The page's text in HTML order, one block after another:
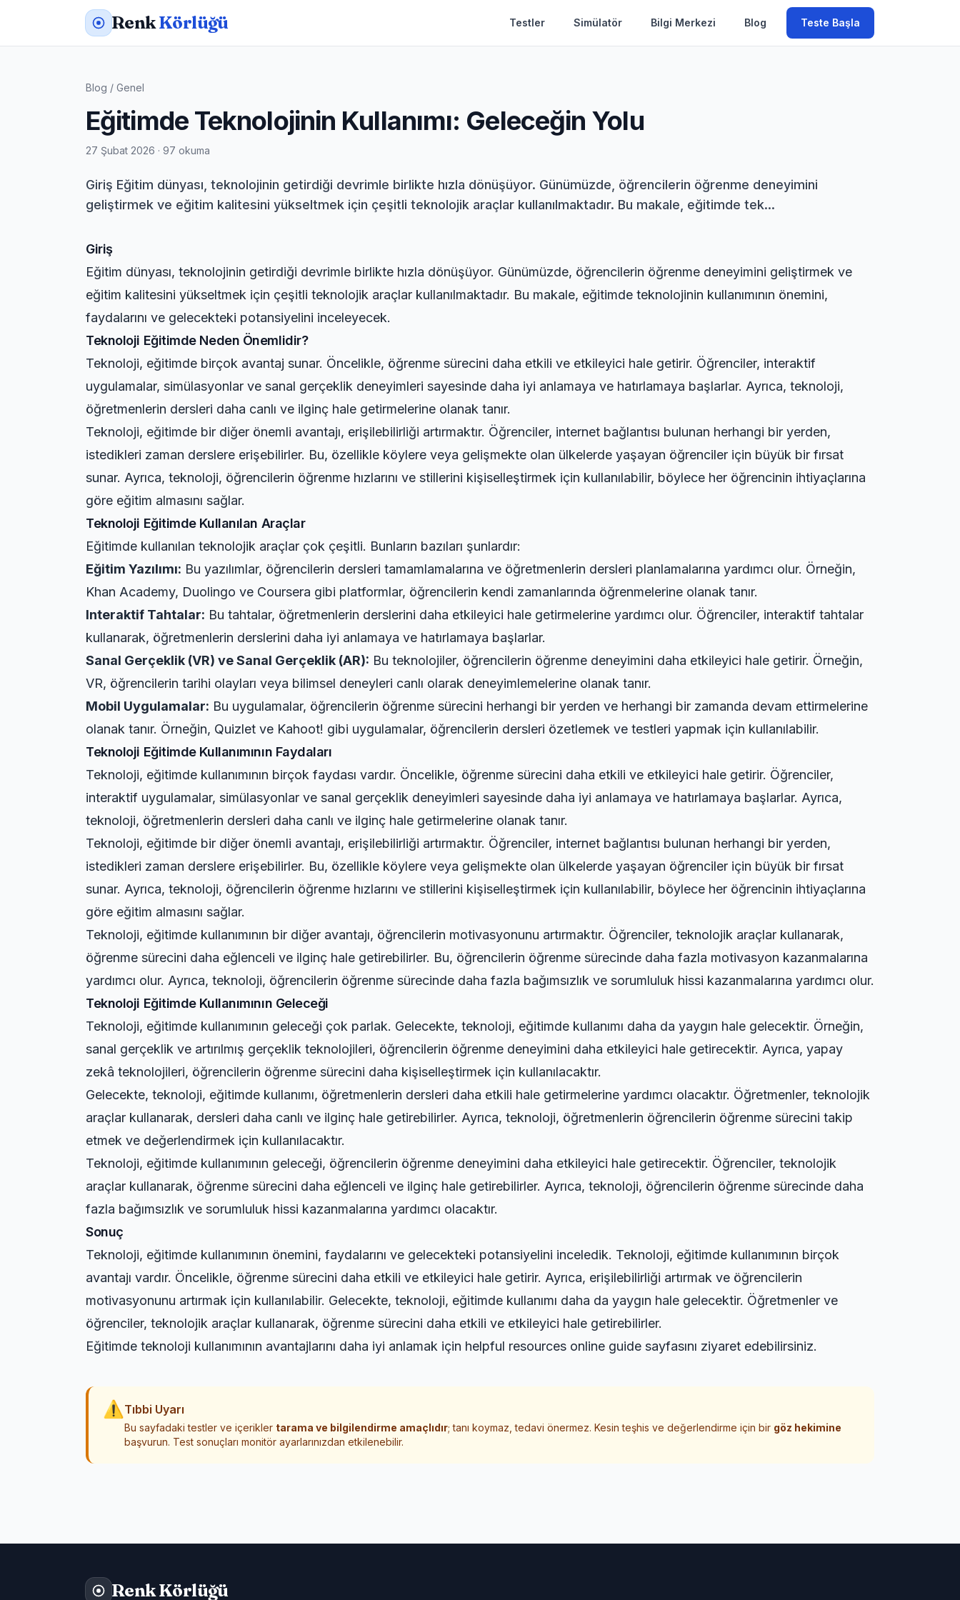
RenkKörlüğü Testler Simülatör Bilgi Merkezi Blog Teste Başla
Blog / Genel
Eğitimde Teknolojinin Kullanımı: Geleceğin Yolu
27 Şubat 2026 · 97 okuma
Giriş Eğitim dünyası, teknolojinin getirdiği devrimle birlikte hızla dönüşüyor. Günümüzde, öğrencilerin öğrenme deneyimini
geliştirmek ve eğitim kalitesini yükseltmek için çeşitli teknolojik araçlar kullanılmaktadır. Bu makale, eğitimde tek...
Giriş
Eğitim dünyası, teknolojinin getirdiği devrimle birlikte hızla dönüşüyor. Günümüzde, öğrencilerin öğrenme deneyimini geliştirmek ve
eğitim kalitesini yükseltmek için çeşitli teknolojik araçlar kullanılmaktadır. Bu makale, eğitimde teknolojinin kullanımının önemini,
faydalarını ve gelecekteki potansiyelini inceleyecek.
Teknoloji Eğitimde Neden Önemlidir?
Teknoloji, eğitimde birçok avantaj sunar. Öncelikle, öğrenme sürecini daha etkili ve etkileyici hale getirir. Öğrenciler, interaktif
uygulamalar, simülasyonlar ve sanal gerçeklik deneyimleri sayesinde daha iyi anlamaya ve hatırlamaya başlarlar. Ayrıca, teknoloji,
öğretmenlerin dersleri daha canlı ve ilginç hale getirmelerine olanak tanır.
Teknoloji, eğitimde bir diğer önemli avantajı, erişilebilirliği artırmaktır. Öğrenciler, internet bağlantısı bulunan herhangi bir yerden,
istedikleri zaman derslere erişebilirler. Bu, özellikle köylere veya gelişmekte olan ülkelerde yaşayan öğrenciler için büyük bir fırsat
sunar. Ayrıca, teknoloji, öğrencilerin öğrenme hızlarını ve stillerini kişiselleştirmek için kullanılabilir, böylece her öğrencinin ihtiyaçlarına
göre eğitim almasını sağlar.
Teknoloji Eğitimde Kullanılan Araçlar
Eğitimde kullanılan teknolojik araçlar çok çeşitli. Bunların bazıları şunlardır:
Eğitim Yazılımı: Bu yazılımlar, öğrencilerin dersleri tamamlamalarına ve öğretmenlerin dersleri planlamalarına yardımcı olur. Örneğin,
Khan Academy, Duolingo ve Coursera gibi platformlar, öğrencilerin kendi zamanlarında öğrenmelerine olanak tanır.
Interaktif Tahtalar: Bu tahtalar, öğretmenlerin derslerini daha etkileyici hale getirmelerine yardımcı olur. Öğrenciler, interaktif tahtalar
kullanarak, öğretmenlerin derslerini daha iyi anlamaya ve hatırlamaya başlarlar.
Sanal Gerçeklik (VR) ve Sanal Gerçeklik (AR): Bu teknolojiler, öğrencilerin öğrenme deneyimini daha etkileyici hale getirir. Örneğin,
VR, öğrencilerin tarihi olayları veya bilimsel deneyleri canlı olarak deneyimlemelerine olanak tanır.
Mobil Uygulamalar: Bu uygulamalar, öğrencilerin öğrenme sürecini herhangi bir yerden ve herhangi bir zamanda devam ettirmelerine
olanak tanır. Örneğin, Quizlet ve Kahoot! gibi uygulamalar, öğrencilerin dersleri özetlemek ve testleri yapmak için kullanılabilir.
Teknoloji Eğitimde Kullanımının Faydaları
Teknoloji, eğitimde kullanımının birçok faydası vardır. Öncelikle, öğrenme sürecini daha etkili ve etkileyici hale getirir. Öğrenciler,
interaktif uygulamalar, simülasyonlar ve sanal gerçeklik deneyimleri sayesinde daha iyi anlamaya ve hatırlamaya başlarlar. Ayrıca,
teknoloji, öğretmenlerin dersleri daha canlı ve ilginç hale getirmelerine olanak tanır.
Teknoloji, eğitimde bir diğer önemli avantajı, erişilebilirliği artırmaktır. Öğrenciler, internet bağlantısı bulunan herhangi bir yerden,
istedikleri zaman derslere erişebilirler. Bu, özellikle köylere veya gelişmekte olan ülkelerde yaşayan öğrenciler için büyük bir fırsat
sunar. Ayrıca, teknoloji, öğrencilerin öğrenme hızlarını ve stillerini kişiselleştirmek için kullanılabilir, böylece her öğrencinin ihtiyaçlarına
göre eğitim almasını sağlar.
Teknoloji, eğitimde kullanımının bir diğer avantajı, öğrencilerin motivasyonunu artırmaktır. Öğrenciler, teknolojik araçlar kullanarak,
öğrenme sürecini daha eğlenceli ve ilginç hale getirebilirler. Bu, öğrencilerin öğrenme sürecinde daha fazla motivasyon kazanmalarına
yardımcı olur. Ayrıca, teknoloji, öğrencilerin öğrenme sürecinde daha fazla bağımsızlık ve sorumluluk hissi kazanmalarına yardımcı olur.
Teknoloji Eğitimde Kullanımının Geleceği
Teknoloji, eğitimde kullanımının geleceği çok parlak. Gelecekte, teknoloji, eğitimde kullanımı daha da yaygın hale gelecektir. Örneğin,
sanal gerçeklik ve artırılmış gerçeklik teknolojileri, öğrencilerin öğrenme deneyimini daha etkileyici hale getirecektir. Ayrıca, yapay
zekâ teknolojileri, öğrencilerin öğrenme sürecini daha kişiselleştirmek için kullanılacaktır.
Gelecekte, teknoloji, eğitimde kullanımı, öğretmenlerin dersleri daha etkili hale getirmelerine yardımcı olacaktır. Öğretmenler, teknolojik
araçlar kullanarak, dersleri daha canlı ve ilginç hale getirebilirler. Ayrıca, teknoloji, öğretmenlerin öğrencilerin öğrenme sürecini takip
etmek ve değerlendirmek için kullanılacaktır.
Teknoloji, eğitimde kullanımının geleceği, öğrencilerin öğrenme deneyimini daha etkileyici hale getirecektir. Öğrenciler, teknolojik
araçlar kullanarak, öğrenme sürecini daha eğlenceli ve ilginç hale getirebilirler. Ayrıca, teknoloji, öğrencilerin öğrenme sürecinde daha
fazla bağımsızlık ve sorumluluk hissi kazanmalarına yardımcı olacaktır.
Sonuç
Teknoloji, eğitimde kullanımının önemini, faydalarını ve gelecekteki potansiyelini inceledik. Teknoloji, eğitimde kullanımının birçok
avantajı vardır. Öncelikle, öğrenme sürecini daha etkili ve etkileyici hale getirir. Ayrıca, erişilebilirliği artırmak ve öğrencilerin
motivasyonunu artırmak için kullanılabilir. Gelecekte, teknoloji, eğitimde kullanımı daha da yaygın hale gelecektir. Öğretmenler ve
öğrenciler, teknolojik araçlar kullanarak, öğrenme sürecini daha etkili ve etkileyici hale getirebilirler.
Eğitimde teknoloji kullanımının avantajlarını daha iyi anlamak için helpful resources online guide sayfasını ziyaret edebilirsiniz.
⚠ Tıbbi Uyarı
Bu sayfadaki testler ve içerikler tarama ve bilgilendirme amaçlıdır; tanı koymaz, tedavi önermez. Kesin teşhis ve değerlendirme için bir göz hekimine
başvurun. Test sonuçları monitör ayarlarınızdan etkilenebilir.
Renk Körlüğü